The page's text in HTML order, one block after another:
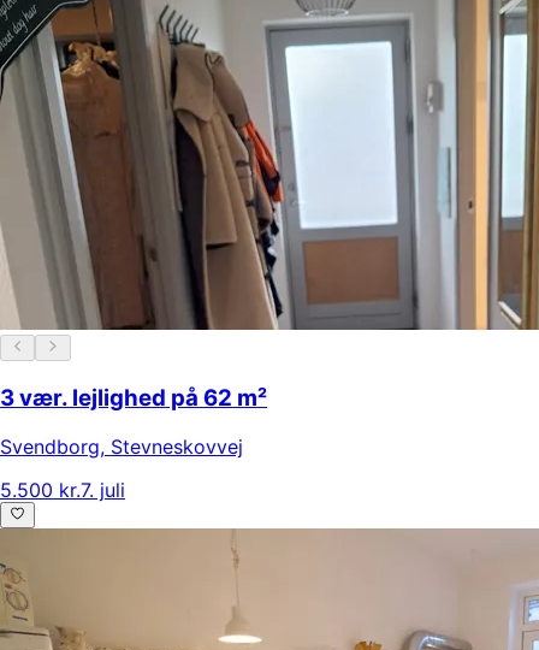
3 vær. lejlighed på 62 m²
Svendborg, Stevneskovvej
5.500 kr.7. juli